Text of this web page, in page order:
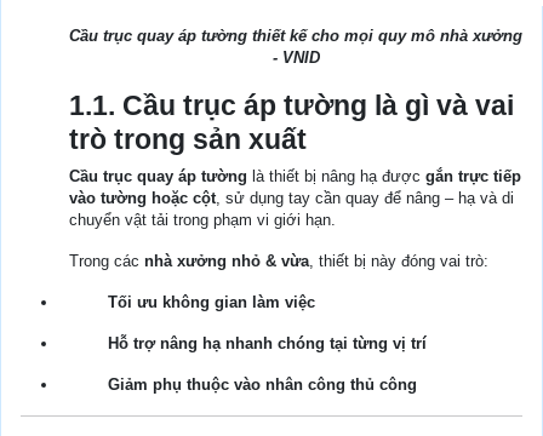
Cầu trục quay áp tường thiết kế cho mọi quy mô nhà xưởng
- VNID
1.1. Cầu trục áp tường là gì và vai
trò trong sản xuất
Cầu trục quay áp tường là thiết bị nâng hạ được gắn trực tiếp
vào tường hoặc cột, sử dụng tay cần quay để nâng – hạ và di
chuyển vật tải trong phạm vi giới hạn.
Trong các nhà xưởng nhỏ & vừa, thiết bị này đóng vai trò:
Tối ưu không gian làm việc
Hỗ trợ nâng hạ nhanh chóng tại từng vị trí
Giảm phụ thuộc vào nhân công thủ công